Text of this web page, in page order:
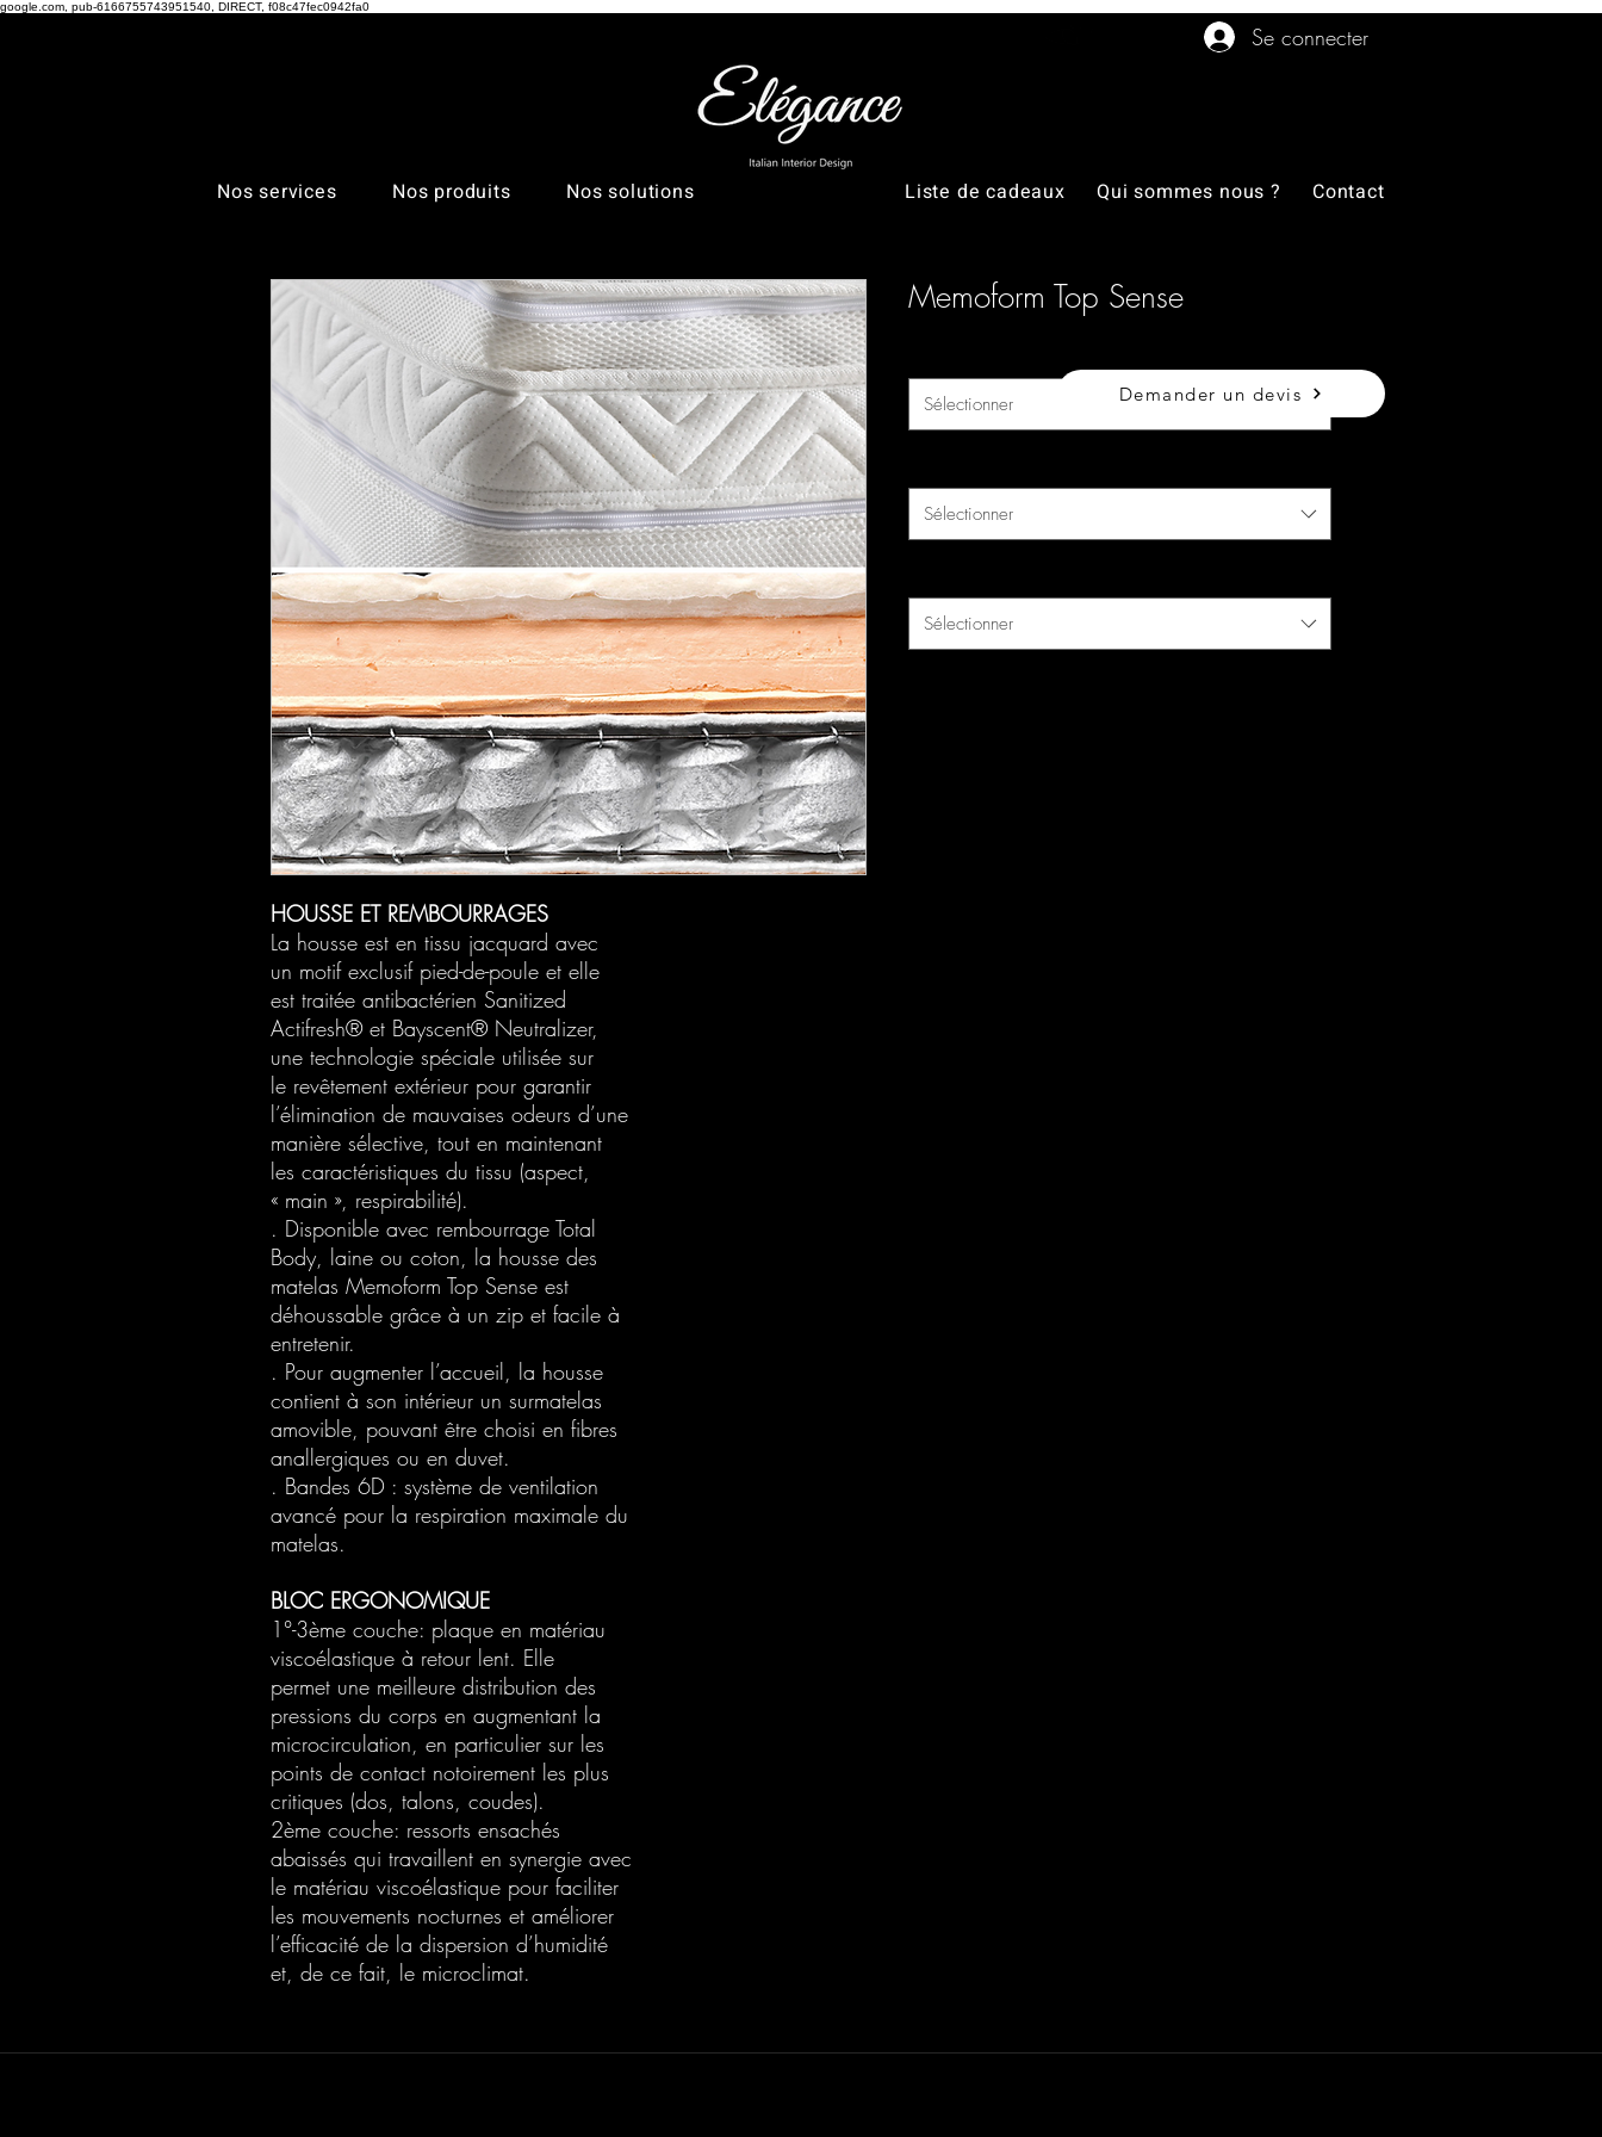
google.com, pub-6166755743951540, DIRECT, f08c47fec0942fa0
Se connecter
Nos services Nos produits Nos solutions Liste de cadeaux Qui sommes nous ? Contact
HOUSSE ET REMBOURRAGES
La housse est en tissu jacquard avec
un motif exclusif pied-de-poule et elle
est traitée antibactérien Sanitized
Actifresh® et Bayscent® Neutralizer,
une technologie spéciale utilisée sur
le revêtement extérieur pour garantir
l’élimination de mauvaises odeurs d’une
manière sélective, tout en maintenant
les caractéristiques du tissu (aspect,
« main », respirabilité).
. Disponible avec rembourrage Total
Body, laine ou coton, la housse des
matelas Memoform Top Sense est
déhoussable grâce à un zip et facile à
entretenir.
. Pour augmenter l’accueil, la housse
contient à son intérieur un surmatelas
amovible, pouvant être choisi en fibres
anallergiques ou en duvet.
. Bandes 6D : système de ventilation
avancé pour la respiration maximale du
matelas.
BLOC ERGONOMIQUE
1°-3ème couche: plaque en matériau
viscoélastique à retour lent. Elle
permet une meilleure distribution des
pressions du corps en augmentant la
microcirculation, en particulier sur les
points de contact notoirement les plus
critiques (dos, talons, coudes).
2ème couche: ressorts ensachés
abaissés qui travaillent en synergie avec
le matériau viscoélastique pour faciliter
les mouvements nocturnes et améliorer
l’efficacité de la dispersion d’humidité
et, de ce fait, le microclimat.
Memoform Top Sense
Sélectionner
Sélectionner
Sélectionner
Demander un devis